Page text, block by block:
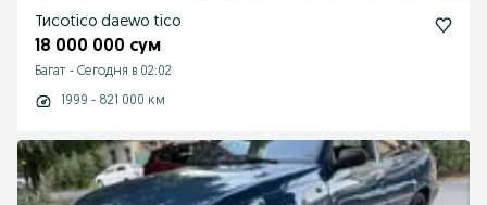
Тисоtico daewo tico
18 000 000 сум
Багат - Сегодня в 02:02
1999 - 821 000 км